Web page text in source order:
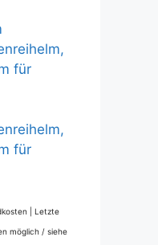
für
| Letzte
möglich / siehe